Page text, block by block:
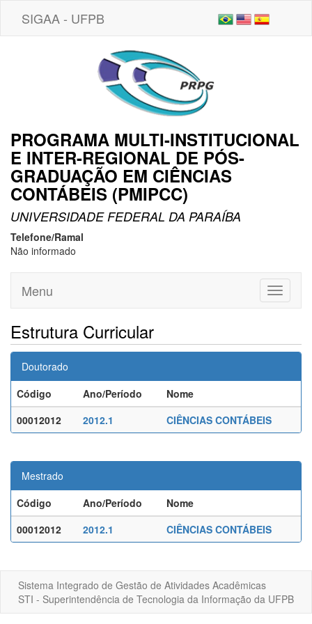
SIGAA - UFPB
PROGRAMA MULTI-INSTITUCIONAL
E INTER-REGIONAL DE PÓS-
GRADUAÇÃO EM CIÊNCIAS
CONTÁBEIS (PMIPCC)
UNIVERSIDADE FEDERAL DA PARAÍBA
Telefone/Ramal
Não informado
Toggle
Menu
Estrutura Curricular
Doutorado
Código
Ano/Período
Nome
00012012
2012.1 CIÊNCIAS CONTÁBEIS
Mestrado
Código
Ano/Período
Nome
00012012
2012.1 CIÊNCIAS CONTÁBEIS
Sistema Integrado de Gestão de Atividades Acadêmicas
STI - Superintendência de Tecnologia da Informação da UFPB